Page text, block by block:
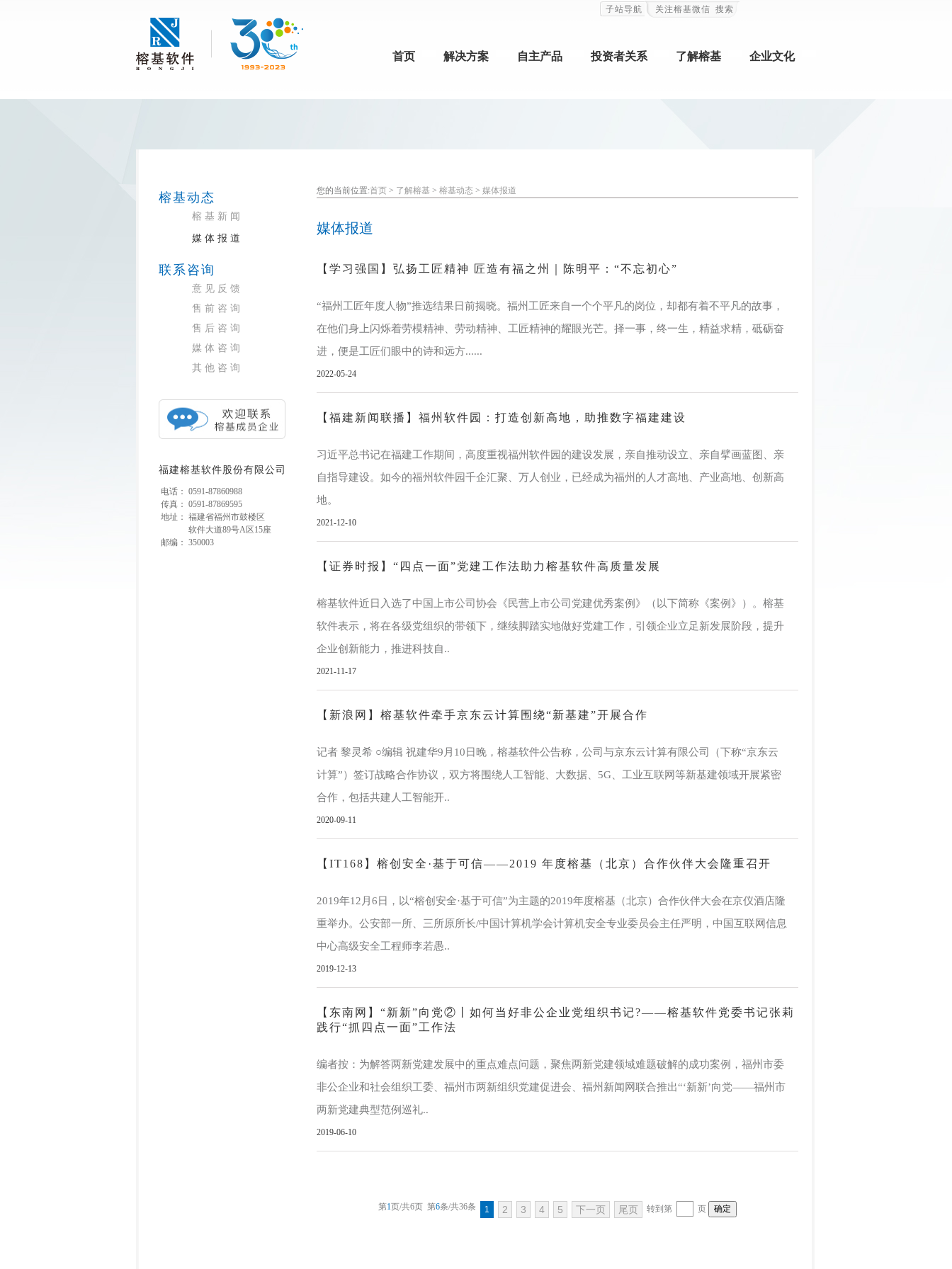
子站导航 关注榕基微信 搜索
首页 解决方案 自主产品 投资者关系 了解榕基 企业文化
榕基动态
榕基新闻
媒体报道
联系咨询
意见反馈
售前咨询
售后咨询
媒体咨询
其他咨询
福建榕基软件股份有限公司
电话： 0591-87860988
传真： 0591-87869595
地址： 福建省福州市鼓楼区
软件大道89号A区15座
邮编： 350003
您的当前位置:首页 > 了解榕基 > 榕基动态 > 媒体报道
媒体报道
【学习强国】弘扬工匠精神 匠造有福之州｜陈明平：“不忘初心”
“福州工匠年度人物”推选结果日前揭晓。福州工匠来自一个个平凡的岗位，却都有着不平凡的故事，
在他们身上闪烁着劳模精神、劳动精神、工匠精神的耀眼光芒。择一事，终一生，精益求精，砥砺奋
进，便是工匠们眼中的诗和远方......
2022-05-24
【福建新闻联播】福州软件园：打造创新高地，助推数字福建建设
习近平总书记在福建工作期间，高度重视福州软件园的建设发展，亲自推动设立、亲自擘画蓝图、亲
自指导建设。如今的福州软件园千企汇聚、万人创业，已经成为福州的人才高地、产业高地、创新高
地。
2021-12-10
【证券时报】“四点一面”党建工作法助力榕基软件高质量发展
榕基软件近日入选了中国上市公司协会《民营上市公司党建优秀案例》（以下简称《案例》）。榕基
软件表示，将在各级党组织的带领下，继续脚踏实地做好党建工作，引领企业立足新发展阶段，提升
企业创新能力，推进科技自..
2021-11-17
【新浪网】榕基软件牵手京东云计算围绕“新基建”开展合作
记者 黎灵希 ○编辑 祝建华9月10日晚，榕基软件公告称，公司与京东云计算有限公司（下称“京东云
计算”）签订战略合作协议，双方将围绕人工智能、大数据、5G、工业互联网等新基建领域开展紧密
合作，包括共建人工智能开..
2020-09-11
【IT168】榕创安全·基于可信——2019 年度榕基（北京）合作伙伴大会隆重召开
2019年12月6日，以“榕创安全·基于可信”为主题的2019年度榕基（北京）合作伙伴大会在京仪酒店隆
重举办。公安部一所、三所原所长/中国计算机学会计算机安全专业委员会主任严明，中国互联网信息
中心高级安全工程师李若愚..
2019-12-13
【东南网】“新新”向党②丨如何当好非公企业党组织书记?——榕基软件党委书记张莉
践行“抓四点一面”工作法
编者按：为解答两新党建发展中的重点难点问题，聚焦两新党建领域难题破解的成功案例，福州市委
非公企业和社会组织工委、福州市两新组织党建促进会、福州新闻网联合推出“‘新新’向党——福州市
两新党建典型范例巡礼..
2019-06-10
第1页/共6页 第6条/共36条 1 2 3 4 5 下一页 尾页 转到第 页